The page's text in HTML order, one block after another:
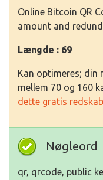
Online Bitcoin QR
amount and
Længde : 69
Kan optimeres; din
mellem 70 og 160
dette gratis redskab
Nøgleord
qr, qrcode, public